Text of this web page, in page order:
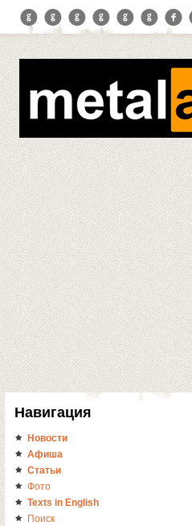
Навигация
Новости
Афиша
Статьи
Фото
Texts in English
Поиск